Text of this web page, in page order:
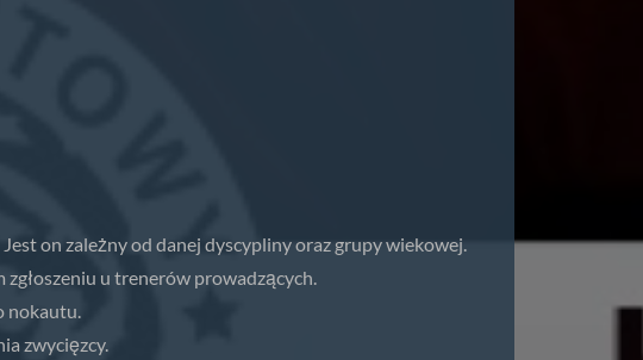
on zależny od danej dyscypliny oraz grupy wiekowej.
u trenerów prowadzących.
nokautu.
zwycięzcy.